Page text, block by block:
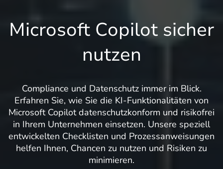
Microsoft Copilot sicher
nutzen
Compliance und Datenschutz immer im Blick.
Erfahren Sie, wie Sie die KI-Funktionalitäten von
Microsoft Copilot datenschutzkonform und risikofrei
in Ihrem Unternehmen einsetzen. Unsere speziell
entwickelten Checklisten und Prozessanweisungen
helfen Ihnen, Chancen zu nutzen und Risiken zu
minimieren.